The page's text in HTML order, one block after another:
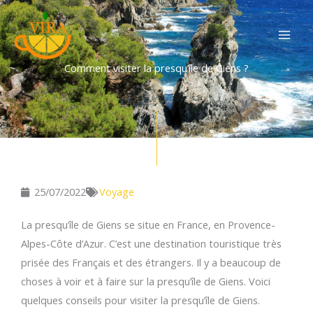
Aller
au
contenu
Comment visiter la presqu’île de Giens ?
25/07/2022 Voyage
La presqu’île de Giens se situe en France, en Provence-
Alpes-Côte d’Azur. C’est une destination touristique très
prisée des Français et des étrangers. Il y a beaucoup de
choses à voir et à faire sur la presqu’île de Giens. Voici
quelques conseils pour visiter la presqu’île de Giens.